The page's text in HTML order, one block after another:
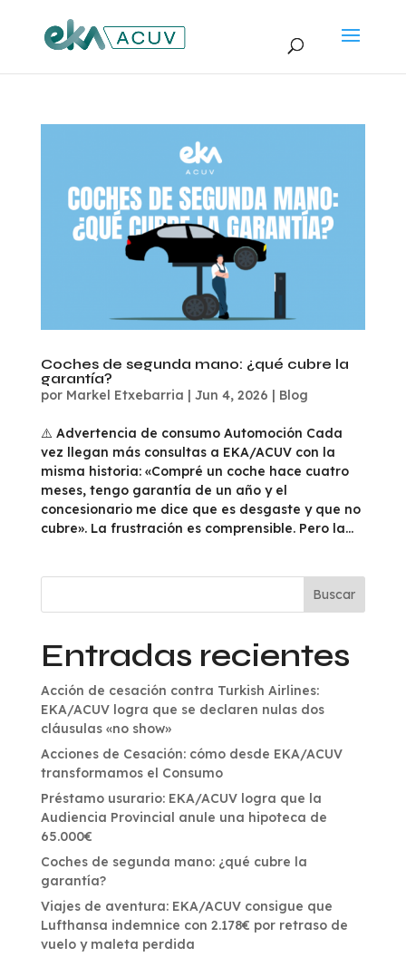
Coches de segunda mano: ¿qué cubre la
garantía?
por Markel Etxebarria | Jun 4, 2026 | Blog
⚠️ Advertencia de consumo Automoción Cada
vez llegan más consultas a EKA/ACUV con la
misma historia: «Compré un coche hace cuatro
meses, tengo garantía de un año y el
concesionario me dice que es desgaste y que no
cubre». La frustración es comprensible. Pero la...
Buscar
Entradas recientes
Acción de cesación contra Turkish Airlines:
EKA/ACUV logra que se declaren nulas dos
cláusulas «no show»
Acciones de Cesación: cómo desde EKA/ACUV
transformamos el Consumo
Préstamo usurario: EKA/ACUV logra que la
Audiencia Provincial anule una hipoteca de
65.000€
Coches de segunda mano: ¿qué cubre la
garantía?
Viajes de aventura: EKA/ACUV consigue que
Lufthansa indemnice con 2.178€ por retraso de
vuelo y maleta perdida